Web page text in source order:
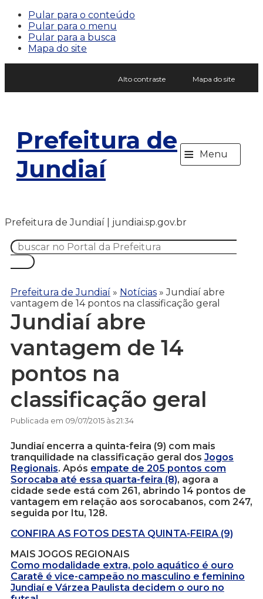
Pular para o conteúdo
Pular para o menu
Pular para a busca
Mapa do site
Alto contraste Mapa do site
Prefeitura de
Jundiaí
≡ Menu
Prefeitura de Jundiaí | jundiai.sp.gov.br
Prefeitura de Jundiaí » Notícias »Jundiaí abre
vantagem de 14 pontos na classificação geral
Jundiaí abre
vantagem de 14
pontos na
classificação geral
Publicada em 09/07/2015 às 21:34
Jundiaí encerra a quinta-feira (9) com mais
tranquilidade na classificação geral dos Jogos
Regionais. Após empate de 205 pontos com
Sorocaba até essa quarta-feira (8), agora a
cidade sede está com 261, abrindo 14 pontos de
vantagem em relação aos sorocabanos, com 247,
seguida por Itu, 128.
CONFIRA AS FOTOS DESTA QUINTA-FEIRA (9)
MAIS JOGOS REGIONAIS
Como modalidade extra, polo aquático é ouro
Caratê é vice-campeão no masculino e feminino
Jundiaí e Várzea Paulista decidem o ouro no